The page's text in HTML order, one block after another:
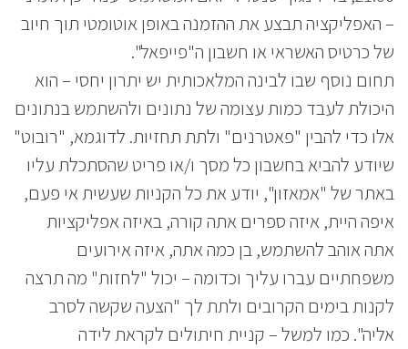
– האפליקציה תבצע את ההזמנה באופן אוטומטי תוך חיוב
של כרטיס האשראי או חשבון ה"פייפאל".
תחום נוסף שבו לבינה המלאכותית יש יתרון יחסי – הוא
היכולת לעבד כמות עצומה של נתונים ולהשתמש בנתונים
אלו כדי להבין "פאטרנים" ולתת תחזיות. לדוגמא, "רובוט"
שיודע להביא בחשבון כל מסך ו/או פריט שהסתכלת עליו
באתר של "אמאזון", יודע את כל הקניות שעשית אי פעם,
איפה היית, איזה ספרים אתה קורה, באיזה אפליקציות
אתה אוהב להשתמש, בן כמה אתה, איזה אירועים
משפחתיים עברו עליך וכדומה – יכול "לחזות" מה תרצה
לקנות בימים הקרובים ולתת לך "הצעה שקשה לסרב
אליה". כמו למשל – קניית חיתולים לקראת לידה